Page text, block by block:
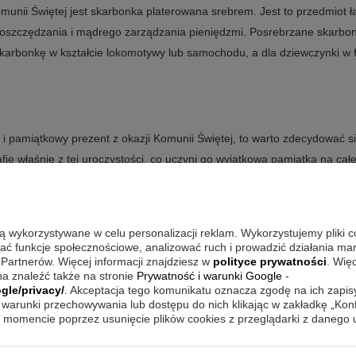
Świętej jest skarbonka platerowana srebrem. Jest to przedmiot
i mądrego zarządzania pieniędzmi. Posrebrzane
w kształcie lokomotywy lub samochodu, a dla dziewczynki w
pamiątkowy prezent z okazji Komunii Świętej, to warto zdecydować
właśnie z tej uroczystości, co uczyni go wyjątkową pamiątka na
z kolorową okładką i o dziecięcej estetyce, jak również
ale też pamiątkowych i symbolicznych upominków. Nie powinno się
świętem w życiu całej rodziny i wspólnoty wyznaniowej.
z grawerem – to prezent, który będzie znakomitą pamiątką oraz
wykorzystywane w celu personalizacji reklam. Wykorzystujemy pliki
funkcje społecznościowe, analizować ruch i prowadzić działania
Więcej informacji znajdziesz w polityce prywatności .
znaleźć także na stronie Prywatność i warunki Google -
privacy/ . Akceptacja tego komunikatu oznacza zgodę na ich
przechowywania lub dostępu do nich klikając w zakładkę
poprzez usunięcie plików cookies z przeglądarki z danego